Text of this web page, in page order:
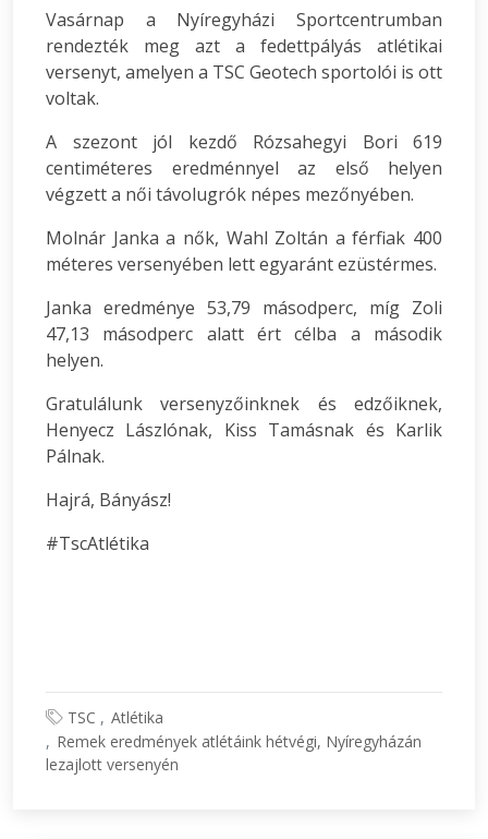
Vasárnap a Nyíregyházi Sportcentrumban
rendezték meg azt a fedettpályás atlétikai
versenyt, amelyen a TSC Geotech sportolói is ott
voltak.
A szezont jól kezdő Rózsahegyi Bori 619
centiméteres eredménnyel az első helyen
végzett a női távolugrók népes mezőnyében.
Molnár Janka a nők, Wahl Zoltán a férfiak 400
méteres versenyében lett egyaránt ezüstérmes.
Janka eredménye 53,79 másodperc, míg Zoli
47,13 másodperc alatt ért célba a második
helyen.
Gratulálunk versenyzőinknek és edzőiknek,
Henyecz Lászlónak, Kiss Tamásnak és Karlik
Pálnak.
Hajrá, Bányász!
#TscAtlétika
TSC
Atlétika
Remek eredmények atlétáink hétvégi, Nyíregyházán
lezajlott versenyén